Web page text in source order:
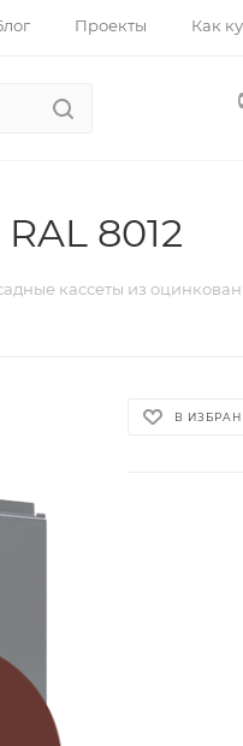
Проекты Как
8012
кассеты из
В